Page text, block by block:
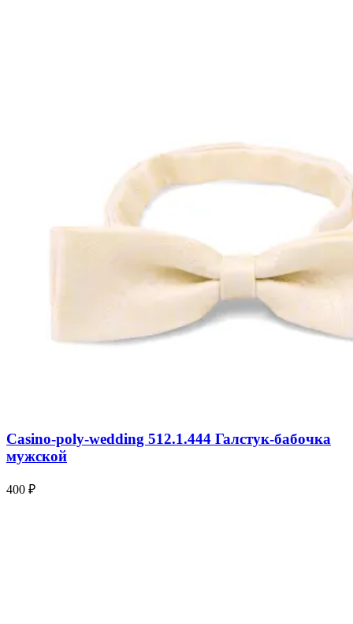
Casino-poly-wedding 512.1.444 Галстук-бабочка
мужской
400 ₽